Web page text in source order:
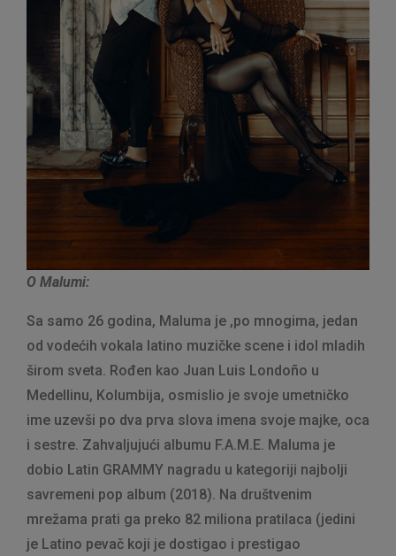
O Malumi:
Sa samo 26 godina, Maluma je ,po mnogima, jedan
od vodećih vokala latino muzičke scene i idol mladih
širom sveta. Rođen kao Juan Luis Londoño u
Medellinu, Kolumbija, osmislio je svoje umetničko
ime uzevši po dva prva slova imena svoje majke, oca
i sestre. Zahvaljujući albumu F.A.M.E. Maluma je
dobio Latin GRAMMY nagradu u kategoriji najbolji
savremeni pop album (2018). Na društvenim
mrežama prati ga preko 82 miliona pratilaca (jedini
je Latino pevač koji je dostigao i prestigao